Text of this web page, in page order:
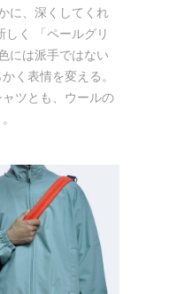
に、深くしてくれ
しく 「ペールグリ
には派手ではない
く表情を変える。
ツとも、ウールの